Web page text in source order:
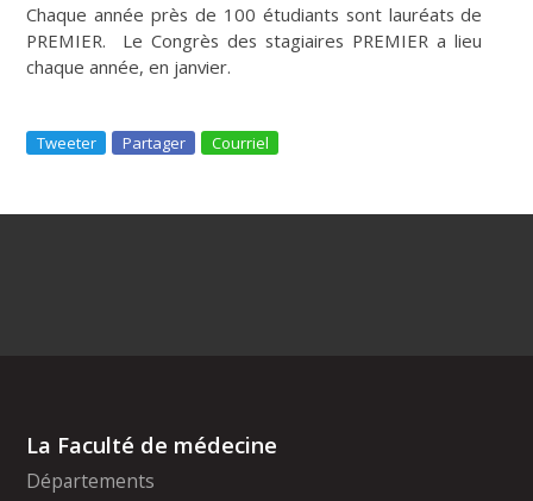
Chaque année près de 100 étudiants sont lauréats de
PREMIER. Le Congrès des stagiaires PREMIER a lieu
chaque année, en janvier.
Tweeter Partager Courriel
La Faculté de médecine
Départements